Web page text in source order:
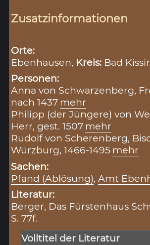
Zusatzinformationen
Orte:
Ebenhausen, Kreis: Bad
Personen:
Anna von Schwarzenberg,
nach 1437 mehr
Philipp (der Jüngere) von
Herr, gest. 1507 mehr
Rudolf von Scherenberg,
Würzburg, 1466-1495 mehr
Sachen:
Pfand (Ablösung),Amt
Literatur:
Berger, Das Fürstenhaus
S. 77f.
Volltitel der Literatur